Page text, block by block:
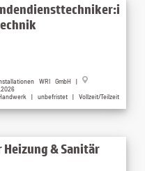
WRI GmbH |
| unbefristet | Vollzeit/Teilzeit
Heizung & Sanitär